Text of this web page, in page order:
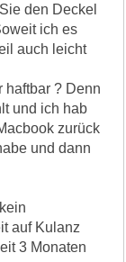
den Deckel
ich es
auch leicht
haftbar ? Denn
und ich hab
zurück
und dann
auf Kulanz
3 Monaten